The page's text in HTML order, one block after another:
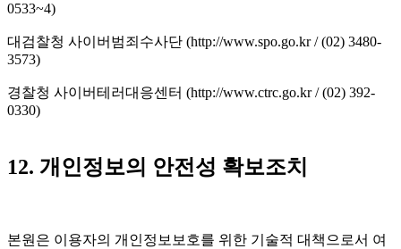
0533~4)
대검찰청 사이버범죄수사단 (http://www.spo.go.kr / (02) 3480-
3573)
경찰청 사이버테러대응센터 (http://www.ctrc.go.kr / (02) 392-
0330)
12. 개인정보의 안전성 확보조치
본원은 이용자의 개인정보보호를 위한 기술적 대책으로서 여